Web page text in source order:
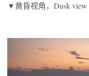
▼黄昏视角，Dusk view